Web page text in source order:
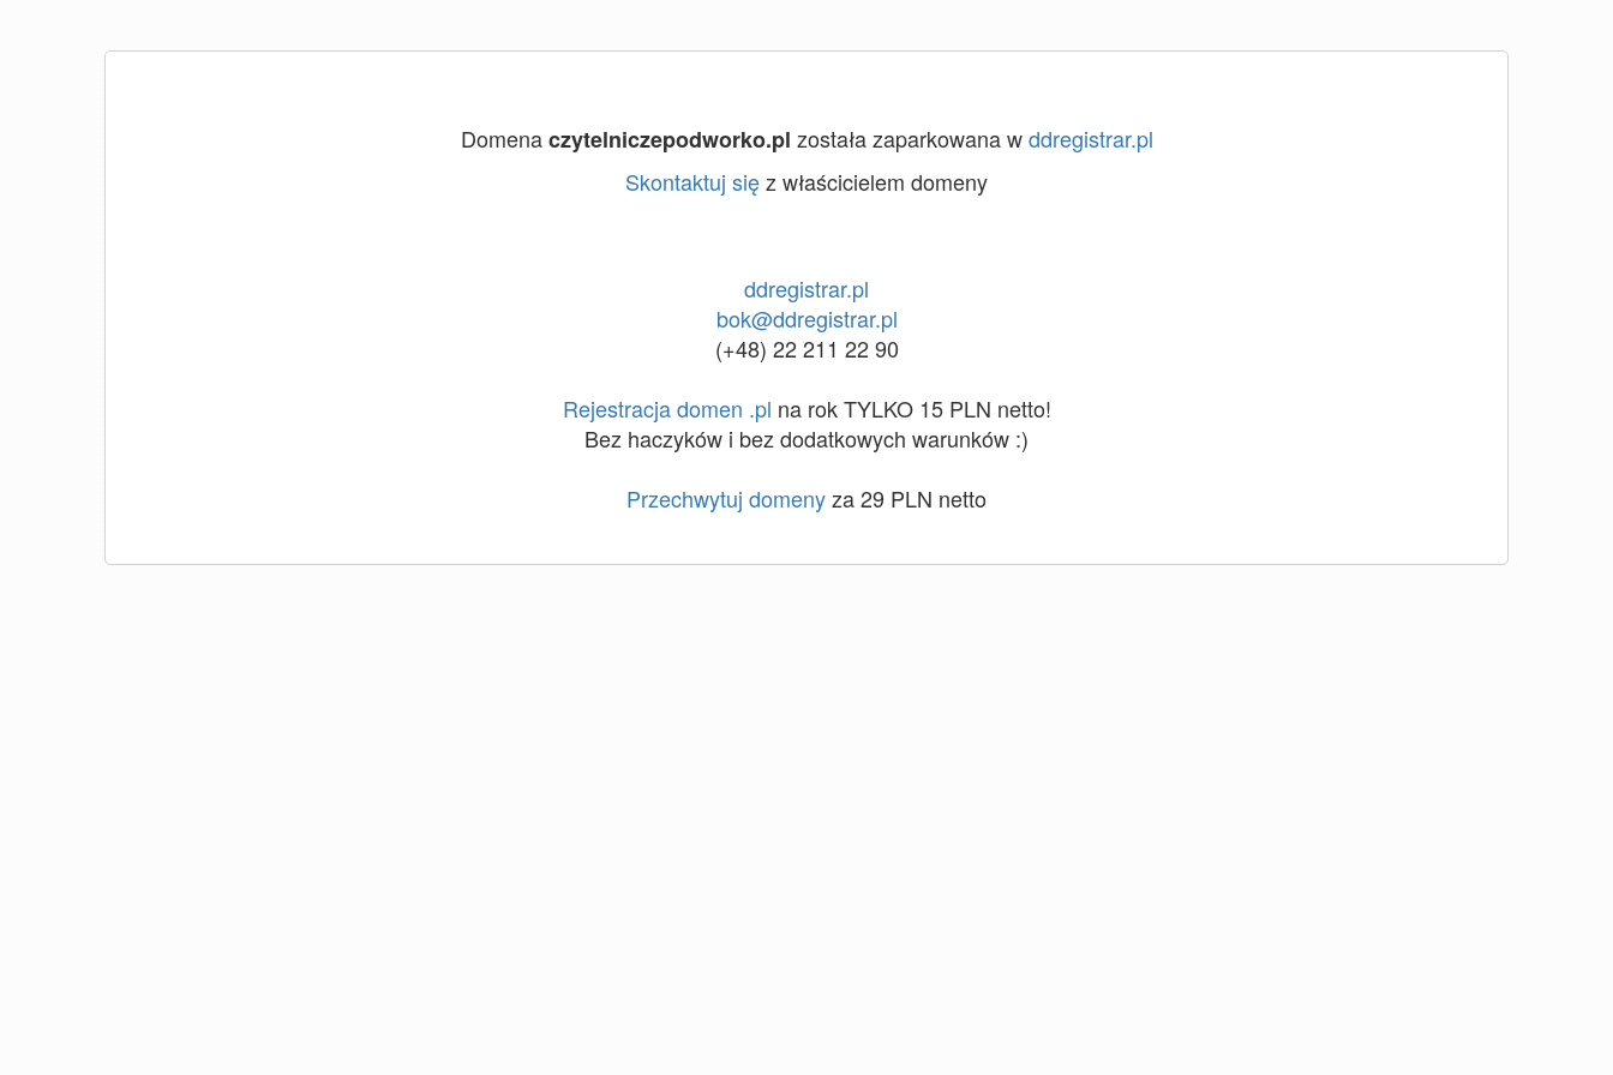
Domenaczytelniczepodworko.pl została zaparkowana wddregistrar.pl
Skontaktuj sięz właścicielem domeny
ddregistrar.pl
bok@ddregistrar.pl
(+48) 22 211 22 90
Rejestracja domen .pl na rok TYLKO 15 PLN netto!
Bez haczyków i bez dodatkowych warunków :)
Przechwytuj domenyza 29 PLN netto